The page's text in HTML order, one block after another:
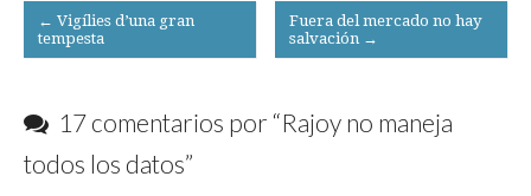
Post
navigation
← Vigílies d’una gran
tempesta
Fuera del mercado no hay
salvación →
17 comentarios por “Rajoy no maneja
todos los datos”